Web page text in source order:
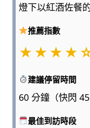
鑑，
燈下以紅酒佐餐
推薦指數
建議停留時間
60 分鐘（快閃 45
最佳到訪時段